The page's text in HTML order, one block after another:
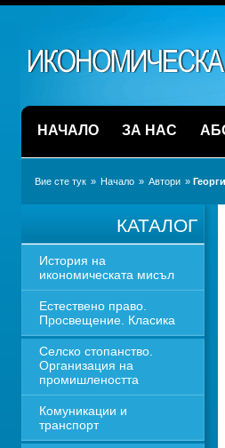
НАЧАЛО ЗА НАС
Вие сте тук » Начало » Автори »
КАТАЛОГ
История на
икономическата мисъл
Естествено право.
Просвещение. Класика
Селско стопанство.
Организация на
промишлеността
Комуникации и
транспорт